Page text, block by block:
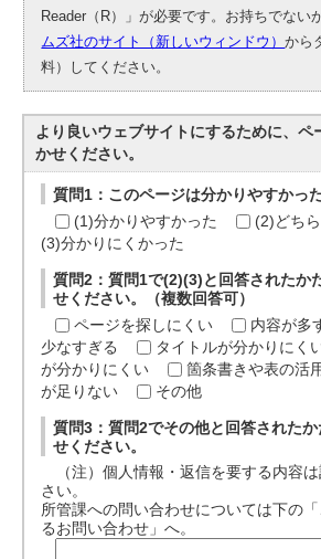
Reader（R）」が必要です。お持ちでない
ムズ社のサイト（新しいウィンドウ）から
料）してください。
より良いウェブサイトにするために、ペ
かせください。
質問1：このページは分かりやすかっ
(1)分かりやすかった
(2)どち
(3)分かりにくかった
質問2：質問1で(2)(3)と回答されたか
せください。（複数回答可）
ページを探しにくい
内容が多
少なすぎる
タイトルが分かりにく
が分かりにくい
箇条書きや表の活
が足りない
その他
質問3：質問2でその他と回答された
せください。
（注）個人情報・返信を要する内容
さい。
所管課への問い合わせについては下の
るお問い合わせ」へ。